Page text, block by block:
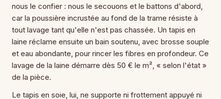
nous le confier : nous le secouons et le battons d'abord,
car la poussière incrustée au fond de la trame résiste à
tout lavage tant qu'elle n'est pas chassée. Un tapis en
laine réclame ensuite un bain soutenu, avec brosse souple
et eau abondante, pour rincer les fibres en profondeur. Ce
lavage de la laine démarre dès 50 € le m², « selon l'état »
de la pièce.
Le tapis en soie, lui, ne supporte ni frottement appuyé ni